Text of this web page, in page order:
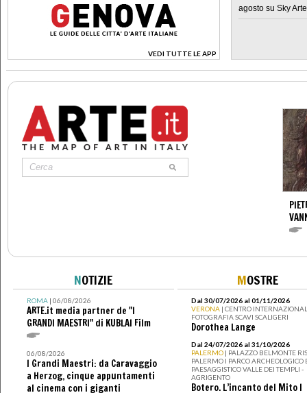
VEDI TUTTE LE APP
>
agosto su Sky Arte
NOTIZIE
ROMA| 06/08/2026
ARTE.it media partner de "I
GRANDI MAESTRI" di KUBLAI Film
06/08/2026
I Grandi Maestri: da Caravaggio
a Herzog, cinque appuntamenti
al cinema con i giganti
MOSTRE
Dal 30/07/2026 al 01/11/2026
VERONA | CENTRO
FOTOGRAFIA SCAVI SCALIGERI
Dorothea Lange
Dal 24/07/2026 al 31/10/2026
PALERMO | PALAZZO BELMONTE
PALERMO I PARCO ARCHEOLOGICO
PAESAGGISTICO VALLE DEI TEMPLI -
AGRIGENTO
Botero. L’incanto del Mito I